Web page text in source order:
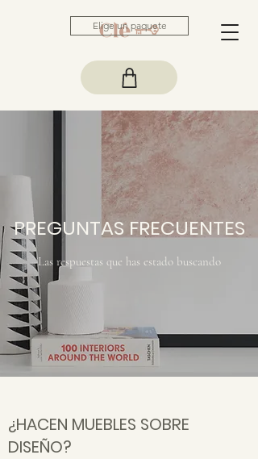
Elige un paquete
PREGUNTAS FRECUENTES
Las respuestas que has estado buscando
¿HACEN MUEBLES SOBRE
DISEÑO?